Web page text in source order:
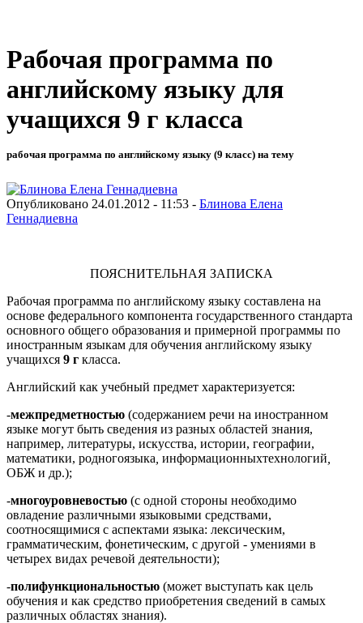
Рабочая программа по
английскому языку для
учащихся 9 г класса
рабочая программа по английскому языку (9 класс) на тему
Опубликовано 24.01.2012 - 11:53 - Блинова Елена
Геннадиевна
ПОЯСНИТЕЛЬНАЯ ЗАПИСКА
Рабочая программа по английскому языку составлена на
основе федерального компонента государственного стандарта
основного общего образования и примерной программы по
иностранным языкам для обучения английскому языку
учащихся 9 г класса.
Английский как учебный предмет характеризуется:
-межпредметностью (содержанием речи на иностранном
языке могут быть сведения из разных областей знания,
например, литературы, искусства, истории, географии,
математики, родногоязыка информационныхтехнологий
ОБЖ и др.);
-многоуровневостью (с одной стороны необходимо
овладение различными языковыми средствами,
соотносящимися с аспектами языка: лексическим,
грамматическим, фонетическим, с другой - умениями в
четырех видах речевой деятельности);
-полифункциональностью (может выступать как цель
обучения и как средство приобретения сведений в самых
различных областях знания).